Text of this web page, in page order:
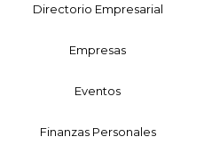
Directorio Empresarial
Empresas
Eventos
Finanzas Personales